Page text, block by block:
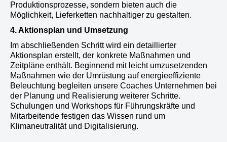
Produktionsprozesse, sondern bieten auch die
Möglichkeit, Lieferketten nachhaltiger zu gestalten.
4. Aktionsplan und Umsetzung
Im abschließenden Schritt wird ein detaillierter
Aktionsplan erstellt, der konkrete Maßnahmen und
Zeitpläne enthält. Beginnend mit leicht umzusetzenden
Maßnahmen wie der Umrüstung auf energieeffiziente
Beleuchtung begleiten unsere Coaches Unternehmen bei
der Planung und Realisierung weiterer Schritte.
Schulungen und Workshops für Führungskräfte und
Mitarbeitende festigen das Wissen rund um
Klimaneutralität und Digitalisierung.